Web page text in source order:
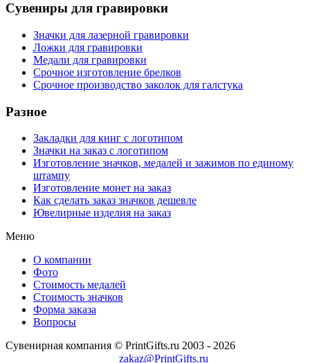
Сувениры для гравировки
Значки для лазерной гравировки
Ложки для гравировки
Медали для гравировки
Срочное изготовление брелков
Срочное производство заколок для галстука
Разное
Закладки для книг с логотипом
Значки на заказ с логотипом
Изготовление значков, медалей и зажимов по единому
штампу
Изготовление монет на заказ
Как сделать заказ значков дешевле
Ювелирные изделия на заказ
Меню
О компании
Фото
Стоимость медалей
Стоимость значков
Форма заказа
Вопросы
Сувенирная компания © PrintGifts.ru 2003 - 2026
zakaz@PrintGifts.ru